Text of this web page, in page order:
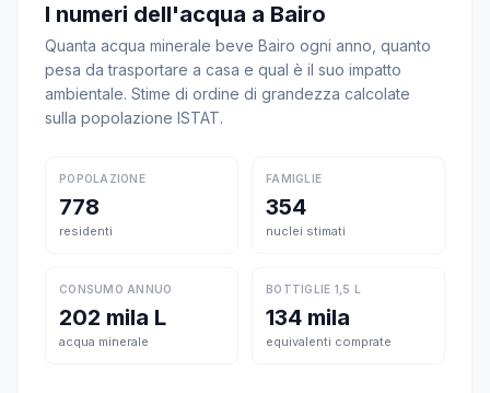
I numeri dell'acqua a Bairo
Quanta acqua minerale beve Bairo ogni anno, quanto
pesa da trasportare a casa e qual è il suo impatto
ambientale. Stime di ordine di grandezza calcolate
sulla popolazione ISTAT.
POPOLAZIONE
778
residenti
FAMIGLIE
354
nuclei stimati
CONSUMO ANNUO
202 mila L
acqua minerale
BOTTIGLIE 1,5 L
134 mila
equivalenti comprate